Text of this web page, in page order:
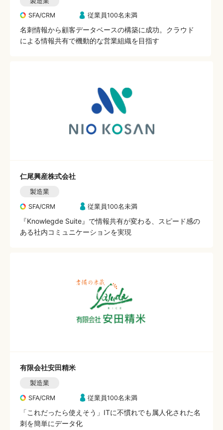
SFA/CRM
従業員100名未満
名刺情報から顧客データベースの構築に成功。クラウド
による情報共有で機動的な営業組織を目指す
仁尾興産株式会社
製造業
SFA/CRM
従業員100名未満
『Knowlegde Suite』で情報共有が変わる、スピード感の
ある社内コミュニケーションを実現
有限会社安田精米
製造業
SFA/CRM
従業員100名未満
「これだったら使えそう」ITに不慣れでも属人化された名
刺を簡単にデータ化